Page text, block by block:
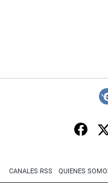
CANALES RSS QUIENES